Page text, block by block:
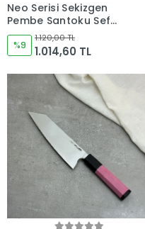
Neo Serisi Sekizgen
Pembe Santoku Şef
Bıçağı 180mm Namlu -
Kocakaya El Yapımı
Şef Bıçakları
%9
1.120,00 TL
1.014,60 TL